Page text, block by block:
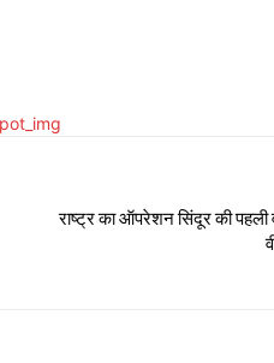
राष्ट्र का ऑपरेशन सिंदूर की पहली